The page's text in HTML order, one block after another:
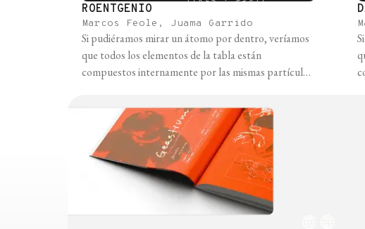
ROENTGENIO
Marcos Feole, Juama Garrido
Si pudiéramos mirar un átomo por dentro, veríamos
que todos los elementos de la tabla están
compuestos internamente por las mismas partículas:
orbitando alrededor en nubes de probabilidad. La
diferencia entre los distintos elementos, además de
las que se observan macroscópicamente, es la
cantidad de protones que [...]